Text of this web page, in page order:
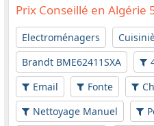
Prix Conseillé en Algérie
Electroménagers
Brandt BME62411SXA
Email
Fonte
Nettoyage Manuel